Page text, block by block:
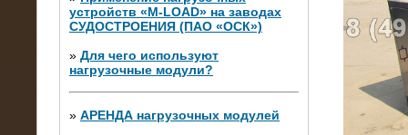
устройств «M-LOAD» на заводах
СУДОСТРОЕНИЯ (ПАО «ОСК»)
» Для чего используют
нагрузочные модули?
» АРЕНДА нагрузочных модулей